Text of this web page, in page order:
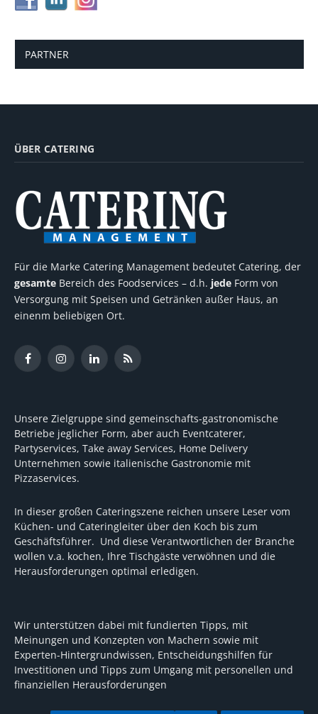
PARTNER
ÜBER CATERING
Für die Marke Catering Management bedeutet Catering, der
gesamte Bereich des Foodservices – d.h. jede Form von
Versorgung mit Speisen und Getränken außer Haus, an
einenm beliebigen Ort.
FacebookInstagramLinkedInRSS
Unsere Zielgruppe sind gemeinschafts-gastronomische
Betriebe jeglicher Form, aber auch Eventcaterer,
Partyservices, Take away Services, Home Delivery
Unternehmen sowie italienische Gastronomie mit
Pizzaservices.
In dieser großen Cateringszene reichen unsere Leser vom
Küchen- und Cateringleiter über den Koch bis zum
Geschäftsführer. Und diese Verantwortlichen der Branche
wollen v.a. kochen, Ihre Tischgäste verwöhnen und die
Herausforderungen optimal erledigen.
Wir unterstützen dabei mit fundierten Tipps, mit
Meinungen und Konzepten von Machern sowie mit
Experten-Hintergrundwissen, Entscheidungshilfen für
Investitionen und Tipps zum Umgang mit personellen und
finanziellen Herausforderungen